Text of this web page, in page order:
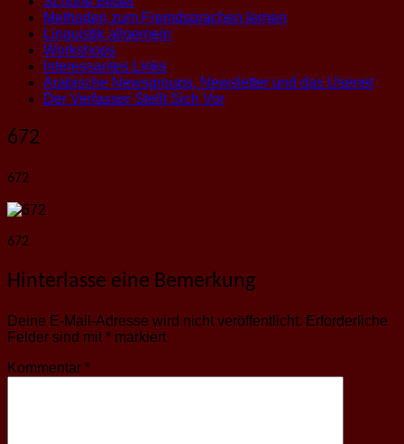
Methoden zum Fremdsprachen lernen
Linguistik allgemein
Workshops
Interessantes Links
Arabische Newsgroups, Newsletter und das Usenet
Der Verfasser Stellt Sich Vor
672
672
672
Hinterlasse eine Bemerkung
Deine E-Mail-Adresse wird nicht veröffentlicht. Erforderliche
Felder sind mit * markiert
Kommentar *